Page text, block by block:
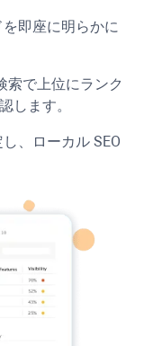
即座に明らかに
索で上位にランク
します。
、ローカル SEO